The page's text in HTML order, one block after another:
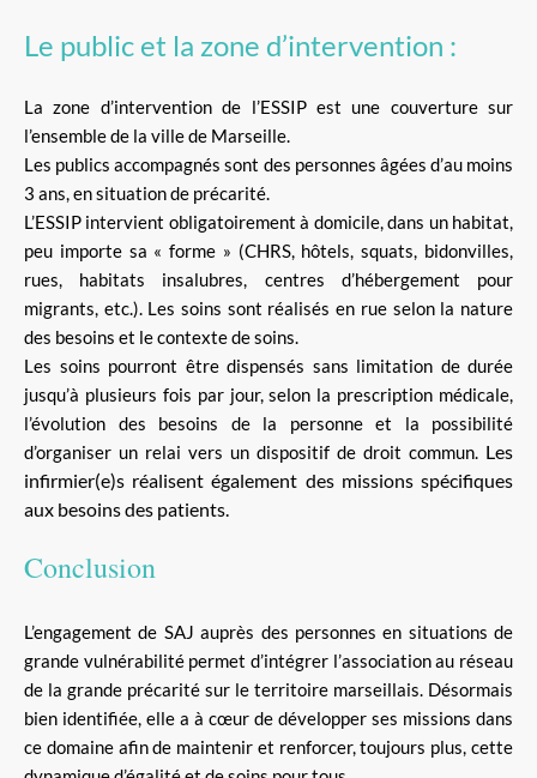
Le public et la zone d’intervention :
La zone d’intervention de l’ESSIP est une couverture sur
l’ensemble de la ville de Marseille.
Les publics accompagnés sont des personnes âgées d’au moins
3 ans, en situation de précarité.
L’ESSIP intervient obligatoirement à domicile, dans un habitat,
peu importe sa « forme » (CHRS, hôtels, squats, bidonvilles,
rues, habitats insalubres, centres d’hébergement pour
migrants, etc.). Les soins sont réalisés en rue selon la nature
des besoins et le contexte de soins.
Les soins pourront être dispensés sans limitation de durée
jusqu’à plusieurs fois par jour, selon la prescription médicale,
l’évolution des besoins de la personne et la possibilité
d’organiser un relai vers un dispositif de droit commun. Les
infirmier(e)s réalisent également des missions spécifiques
aux besoins des patients.
Conclusion
L’engagement de SAJ auprès des personnes en situations de
grande vulnérabilité permet d’intégrer l’association au réseau
de la grande précarité sur le territoire marseillais. Désormais
bien identifiée, elle a à cœur de développer ses missions dans
ce domaine afin de maintenir et renforcer, toujours plus, cette